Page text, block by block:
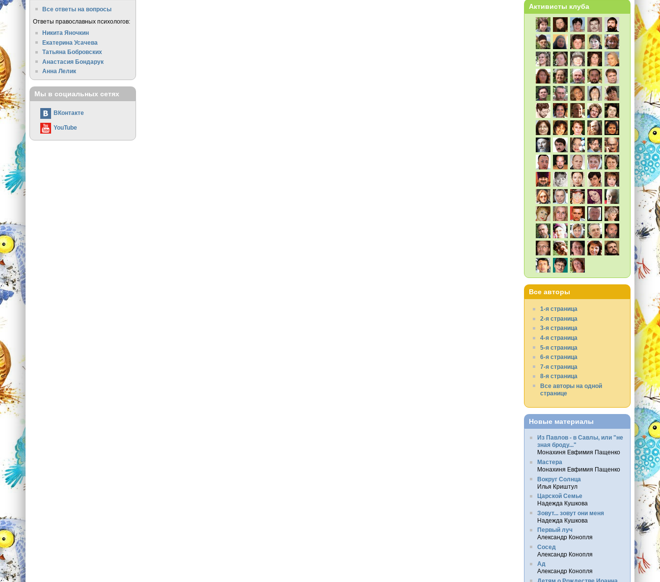
Все ответы на вопросы
Ответы православных психологов:
Никита Яночкин
Екатерина Усачева
Татьяна Бобровских
Анастасия Бондарук
Анна Лелик
Мы в социальных сетях
ВКонтакте
YouTube
Активисты клуба
Все авторы
1-я страница
2-я страница
3-я страница
4-я страница
5-я страница
6-я страница
7-я страница
8-я страница
Все авторы на одной
странице
Новые материалы
Из Павлов - в Савлы, или "не
зная броду..."
Монахиня Евфимия Пащенко
Мастера
Монахиня Евфимия Пащенко
Вокруг Солнца
Илья Криштул
Царской Семье
Надежда Кушкова
Зовут... зовут они меня
Надежда Кушкова
Первый луч
Александр Конопля
Сосед
Александр Конопля
Ад
Александр Конопля
Детям о Рождестве Иоанна